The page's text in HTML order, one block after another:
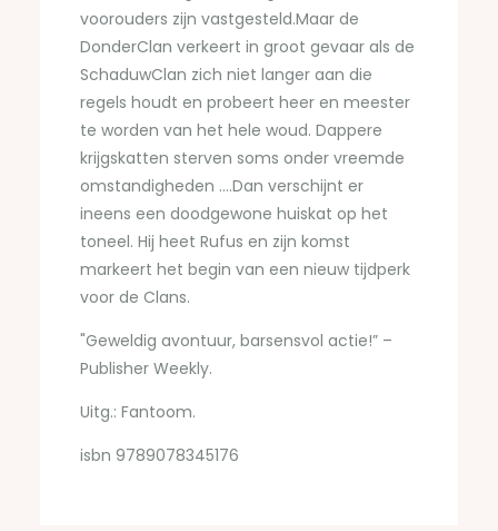
voorouders zijn vastgesteld.Maar de
DonderClan verkeert in groot gevaar als de
SchaduwClan zich niet langer aan die
regels houdt en probeert heer en meester
te worden van het hele woud. Dappere
krijgskatten sterven soms onder vreemde
omstandigheden ….Dan verschijnt er
ineens een doodgewone huiskat op het
toneel. Hij heet Rufus en zijn komst
markeert het begin van een nieuw tijdperk
voor de Clans.
"Geweldig avontuur, barsensvol actie!” –
Publisher Weekly.
Uitg.: Fantoom.
isbn 9789078345176